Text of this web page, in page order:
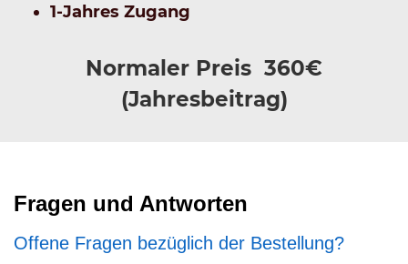
1-Jahres Zugang
Normaler Preis 360€
(Jahresbeitrag)
Fragen und Antworten
Offene Fragen bezüglich der Bestellung?